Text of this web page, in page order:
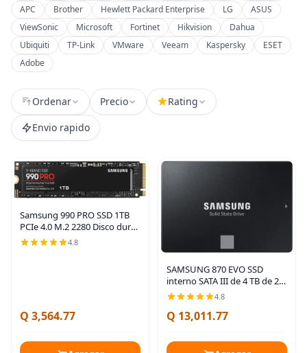
APC
Brother Hewlett Packard Enterprise LG
ASUS
ViewSonic
Microsoft Fortinet Hikvision
Dahua
Ubiquiti
TP-Link VMware Veeam Kaspersky
ESET
Adobe
Ordenar Precio
Rating
Envio rapido
Samsung 990 PRO SSD 1TB
PCIe 4.0 M.2 2280 Disco duro
interno de estado sólido,
velocidades de lectura
4.8
Q 3,564.77
SAMSUNG 870 EVO SSD
interno SATA III de 4 TB de 2.5
pulgadas (MZ-77E4T0B/AM),
Solid State Drive, Upgrade PC
4.8
Q 13,011.77